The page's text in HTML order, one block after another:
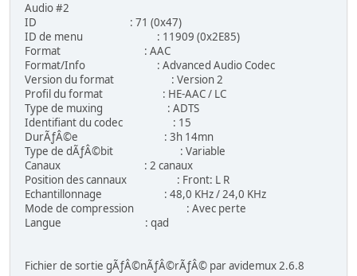
Audio #2
ID : 71 (0x47)
ID de menu : 11909 (0x2E85)
Format : AAC
Format/Info : Advanced Audio Codec
Version du format : Version 2
Profil du format : HE-AAC / LC
Type de muxing : ADTS
Identifiant du codec : 15
DurÃƒÂ©e : 3h 14mn
Type de dÃƒÂ©bit : Variable
Canaux : 2 canaux
Position des cannaux : Front: L R
Echantillonnage : 48,0 KHz / 24,0 KHz
Mode de compression : Avec perte
Langue : qad
Fichier de sortie gÃƒÂ©nÃƒÂ©rÃƒÂ© par avidemux 2.6.8